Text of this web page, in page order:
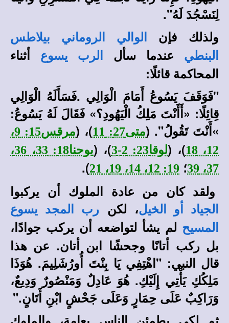
لِنَسْجُدَ لَهُ".
ولذلك فإن
الوالي الروماني بيلاطس
البنطي
عندما سأل الرب يسوع
أثناء
المحاكمة قائلًا:
"فَوَقَفَ يَسُوعُ أَمَامَ الْوَالِي .فَسَأَلَهُ الْوَالِي
قِائِلًا: «أَأَنْتَ مَلِكُ الْيَهُودِ؟» فَقَالَ لَهُ يَسُوعُ:
«أَنْتَ تَقُولُ". (متى27: 11 )، (
مرقس15: 9،
12، 18
)، (لوقا23: 2-3 )، (
يوحنا18: 33، 36،
37، 39
؛ 19: 12، 14، 19، 21
).
ولقد كان من عادة الملوك أن يركبوا
الجياد أو الخيل، لكن
رب المجد يسوع
المسيح لم يشأ لتواضعه أن يركب جوادًا،
بل ركب أتانًا وجحشًا ابن أتان. عن هذا
قال النبي: "اهْتِفِي يَا بِنْتَ أُورُشَلِيمَ. هُوَذَا
مَلِكُكِ يَأْتِي إِلَيْكِ. هُوَ عَادِلٌ وَمَنْصُورٌ وَدِيعٌ،
وَرَاكِبٌ عَلَى حِمَارٍ وَعَلَى جَحْشٍ ابْنِ أَتَانٍ.
"